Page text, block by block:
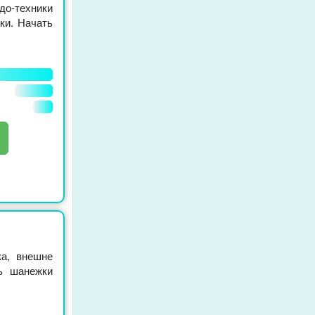
Начать
внешне
шанежки